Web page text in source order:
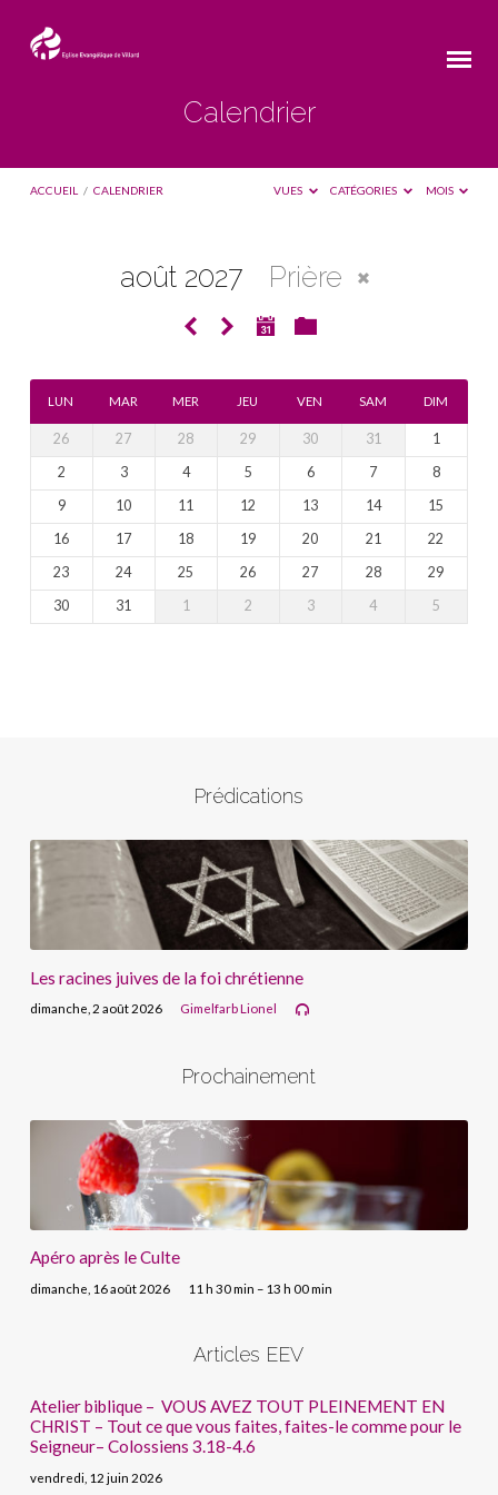
Calendrier
ACCUEIL / CALENDRIER VUES CATÉGORIES MOIS
août 2027 Prière
LUN MAR MER JEU VEN SAM DIM
26 27 28 29 30 31
1
2
3 4 5 6 7
8
9
10 11 12 13 14
15
16
17 18 19 20 21
22
23
24 25 26 27 28
29
30
31 1 2 3 4 5
Prédications
Les racines juives de la foi chrétienne
dimanche, 2 août 2026 Gimelfarb Lionel
Prochainement
Apéro après le Culte
dimanche, 16 août 2026 11 h 30 min – 13 h 00 min
Articles EEV
Atelier biblique – VOUS AVEZ TOUT PLEINEMENT EN
CHRIST – Tout ce que vous faites, faites-le comme pour le
Seigneur– Colossiens 3.18-4.6
vendredi, 12 juin 2026